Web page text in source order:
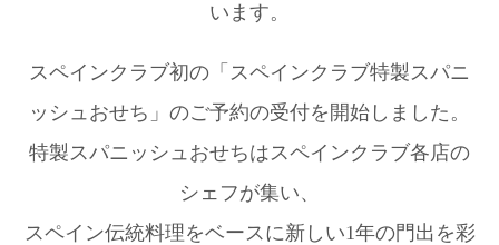
います。
スペインクラブ初の「スペインクラブ特製スパニ
ッシュおせち」のご予約の受付を開始しました。
特製スパニッシュおせちはスペインクラブ各店の
シェフが集い、
スペイン伝統料理をベースに新しい1年の門出を彩